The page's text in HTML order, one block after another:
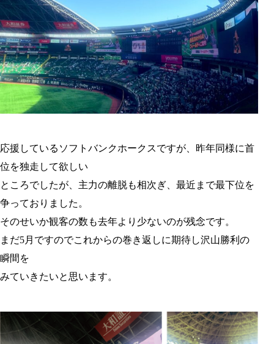
応援しているソフトバンクホークスですが、昨年同様に首
位を独走して欲しい
ところでしたが、主力の離脱も相次ぎ、最近まで最下位を
争っておりました。
そのせいか観客の数も去年より少ないのが残念です。
まだ5月ですのでこれからの巻き返しに期待し沢山勝利の
瞬間を
みていきたいと思います。